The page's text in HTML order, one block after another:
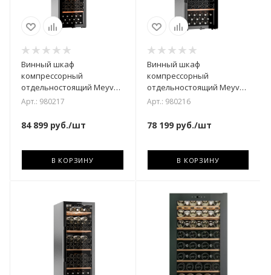
Винный шкаф
компрессорный
отдельностоящий Meyvel
MV133-KBF1
Арт.: 980217
84 899 руб./шт
В КОРЗИНУ
Винный шкаф
компрессорный
отдельностоящий Meyvel
MV98-KBF2
Арт.: 980216
78 199руб./шт
В КОРЗИНУ